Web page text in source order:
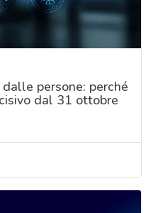
persone: perché
dal 31 ottobre